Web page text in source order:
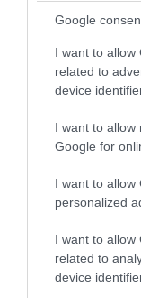
Google
I want to allow
related to
device
I want to allow
Google for
I want to allow
personalized
I want to allow
related to
device
06.08.2026 | 09:02
ΗΠΑ: Το
πρώην σύζυγό